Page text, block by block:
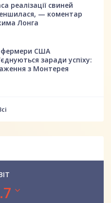
реалізації свиней
— коментар
Лонга
фермери США
заради успіху:
з Монтерея